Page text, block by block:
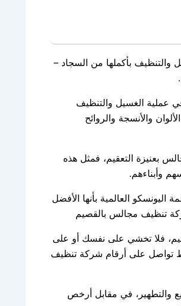
والتنظيف بأكملها من السجاد –
في عملية الغسيل والتنظيف
والأنسجة والروائح
بعنيزة التعقيم، فمثل هذه
وأبناءهم.
العالمية بأنها الأفضل
تنظيف مجالس بالقصيم
فلا تخشي على نفسك أو على
تواصل على أرقام شركة تنظيف
والتطهير، في مقابل أرخص